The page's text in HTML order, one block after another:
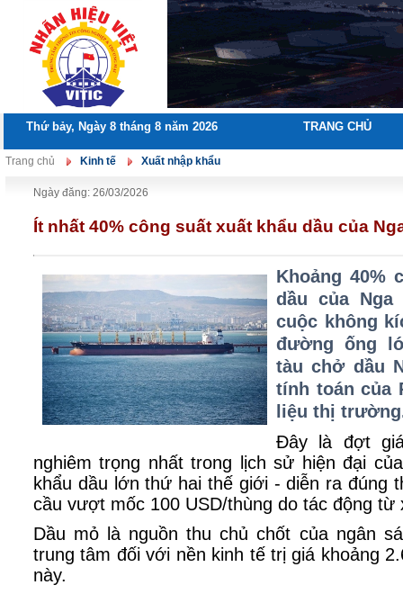
Thứ bảy, Ngày 8 tháng 8 năm 2026 TRANG CHỦ
Trang chủ Kinh tế Xuất nhập khẩu
Ngày đăng: 26/03/2026
Ít nhất 40% công suất xuất khẩu dầu của
Khoảng 40%
dầu của
cuộc không
đường ống
tàu chở dầu
tính toán của
liệu thị
Đây là đợt
nghiêm trọng nhất trong lịch sử hiện đại
khẩu dầu lớn thứ hai thế giới - diễn ra đúng
cầu vượt mốc 100 USD/thùng do tác động từ
Dầu mỏ là nguồn thu chủ chốt của ngân
trung tâm đối với nền kinh tế trị giá khoảng
này.